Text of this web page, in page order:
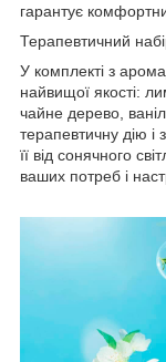
гарантує
Терапевтичний
У комплекті з
найвищої якості:
чайне дерево,
терапевтичну дію
її від сонячного
ваших потреб і